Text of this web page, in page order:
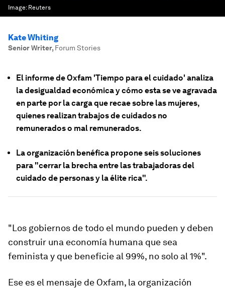
Image: Reuters
Kate Whiting
Senior Writer, Forum Stories
El informe de Oxfam 'Tiempo para el cuidado' analiza
la desigualdad económica y cómo esta se ve agravada
en parte por la carga que recae sobre las mujeres,
quienes realizan trabajos de cuidados no
remunerados o mal remunerados.
La organización benéfica propone seis soluciones
para "cerrar la brecha entre las trabajadoras del
cuidado de personas y la élite rica".
"Los gobiernos de todo el mundo pueden y deben
construir una economía humana que sea
feminista y que beneficie al 99%, no solo al 1%".
Ese es el mensaje de Oxfam, la organización